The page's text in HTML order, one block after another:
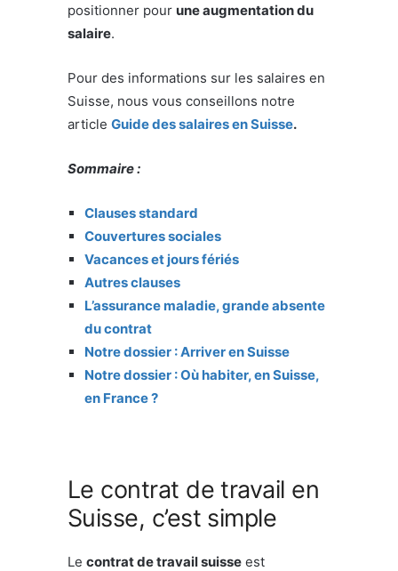
positionner pour une augmentation du
salaire.
Pour des informations sur les salaires en
Suisse, nous vous conseillons notre
article Guide des salaires en Suisse.
Sommaire :
Clauses standard
Couvertures sociales
Vacances et jours fériés
Autres clauses
L’assurance maladie, grande absente
du contrat
Notre dossier : Arriver en Suisse
Notre dossier : Où habiter, en Suisse,
en France ?
Le contrat de travail en
Suisse, c’est simple
Le contrat de travail suisse est